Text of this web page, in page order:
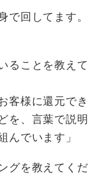
で回してます。
ることを教えて
客様に還元でき
を、言葉で説明
んでいます」
グを教えてくだ